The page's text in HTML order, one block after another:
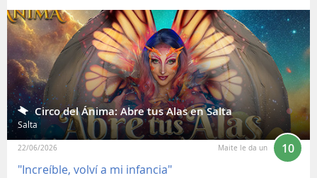
Circo del Ánima: Abre tus Alas en Salta
Salta
22/06/2026 Maite le da un
10
"Increíble, volví a mi infancia"